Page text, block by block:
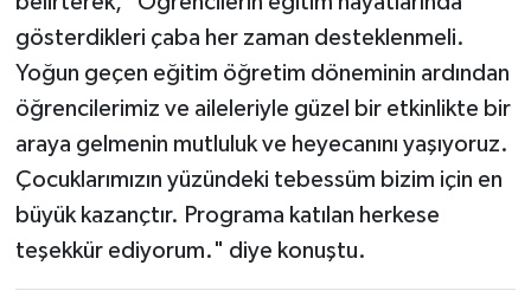
gösterdikleri çaba her zaman desteklenmeli.
Yoğun geçen eğitim öğretim döneminin ardından
öğrencilerimiz ve aileleriyle güzel bir etkinlikte bir
araya gelmenin mutluluk ve heyecanını yaşıyoruz.
Çocuklarımızın yüzündeki tebessüm bizim için en
büyük kazançtır. Programa katılan herkese
teşekkür ediyorum." diye konuştu.